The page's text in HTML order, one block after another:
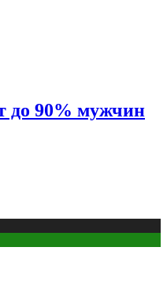
до 90% мужчин